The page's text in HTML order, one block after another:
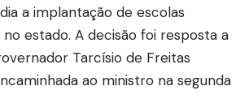
a implantação de escolas
estado. A decisão foi resposta a
Tarcísio de Freitas
ao ministro na segunda